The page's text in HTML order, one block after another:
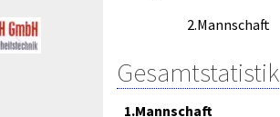
2.Mannschaft
Gesamtstatistik
1.Mannschaft